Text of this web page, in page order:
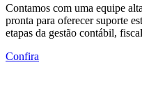
Contamos com uma equipe
pronta para oferecer suporte
etapas da gestão contábil,
Confira